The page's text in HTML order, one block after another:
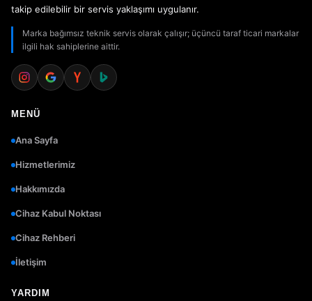
takip edilebilir bir servis yaklaşımı uygulanır.
Marka bağımsız teknik servis olarak çalışır; üçüncü taraf ticari markalar
ilgili hak sahiplerine aittir.
MENÜ
Ana Sayfa
Hizmetlerimiz
Hakkımızda
Cihaz Kabul Noktası
Cihaz Rehberi
İletişim
YARDIM